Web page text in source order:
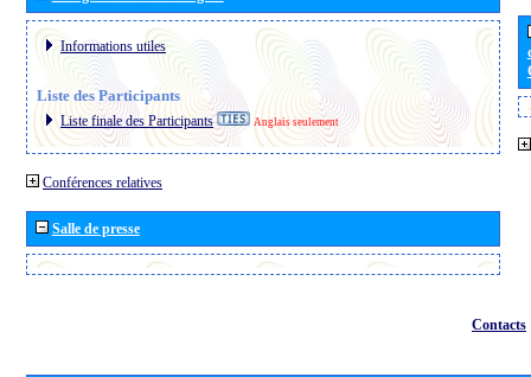
Informations utiles
Liste des Participants
Liste finale des Participants Anglais seulement
Conférences relatives
Salle de presse
Contacts